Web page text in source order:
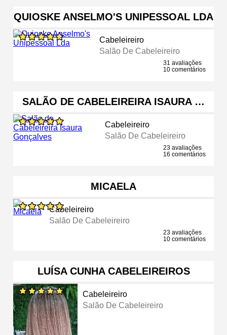
QUIOSKE ANSELMO'S UNIPESSOAL LDA
Cabeleireiro
Salão De Cabeleireiro
31 avaliações
10 comentários
SALÃO DE CABELEIREIRA ISAURA …
Cabeleireiro
Salão De Cabeleireiro
23 avaliações
16 comentários
MICAELA
Cabeleireiro
Salão De Cabeleireiro
23 avaliações
10 comentários
LUÍSA CUNHA CABELEIREIROS
Cabeleireiro
Salão De Cabeleireiro